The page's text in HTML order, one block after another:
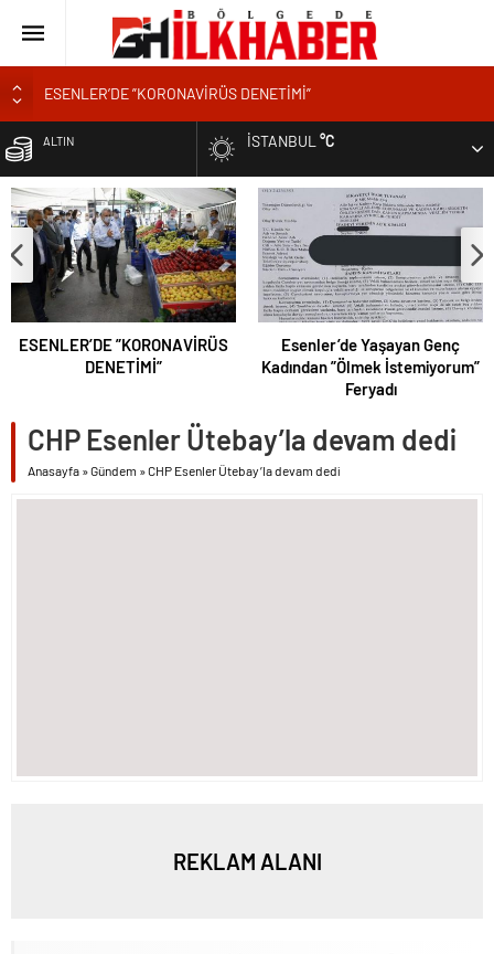
ESENLER’DE ”KORONAVİRÜS DENETİMİ”
Esenler’de Yaşayan Genç Kadından ”Ölmek İstemiyorum” Feryadı
YOL KENARINDA ”MANGALCILAR YANGIN ÇIKARDI”
Tatilde Takirdağ’a Tatilci Akını
ESENLER’E KORANAVİRÜS KISITLAMASI MI GELİYOR?
ALTIN
BIST
DOLAR
EURO
İSTANBUL°C
ESENLER’DE ”KORONAVİRÜS
DENETİMİ”
Esenler’de Yaşayan Genç
Kadından ”Ölmek İstemiyorum”
Feryadı
CHP Esenler Ütebay’la devam dedi
Anasayfa »Gündem »CHP Esenler Ütebay’la devam dedi
REKLAM ALANI